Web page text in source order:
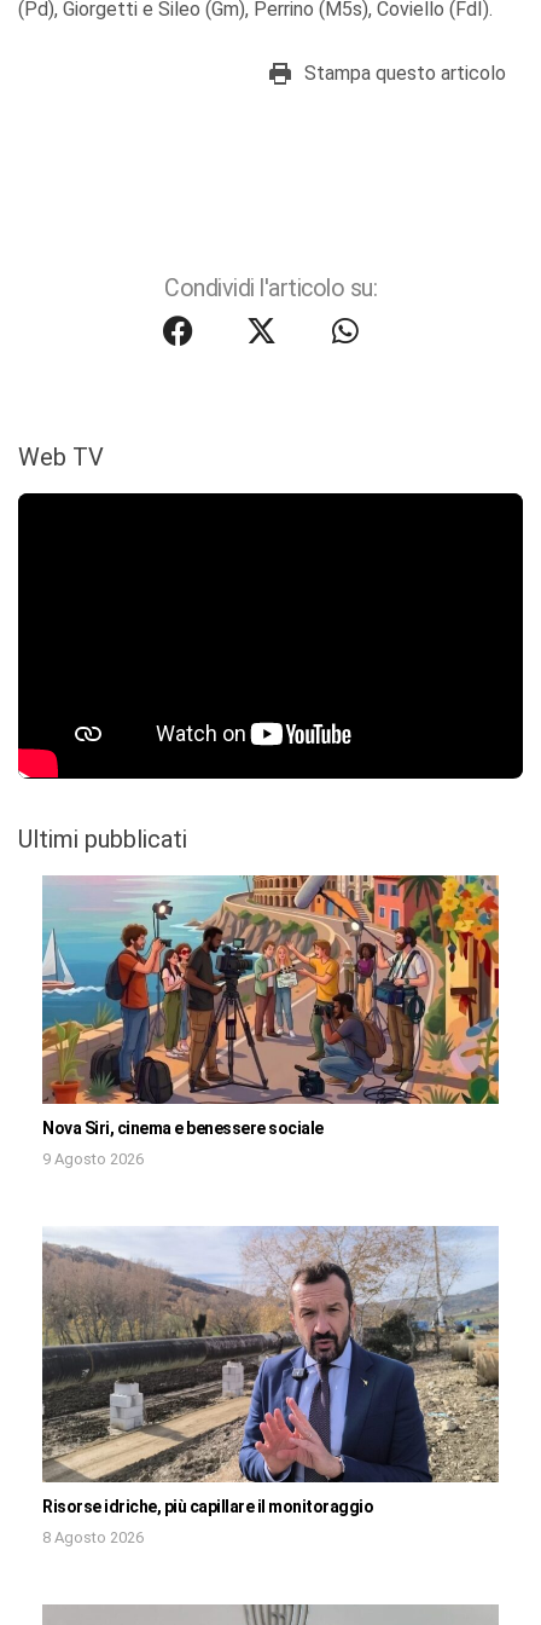
(Pd), Giorgetti e Sileo (Gm), Perrino (M5s), Coviello (FdI).
Stampa questo articolo
Condividi l'articolo su:
Web TV
Ultimi pubblicati
Nova Siri, cinema e benessere sociale
9 Agosto 2026
Risorse idriche, più capillare il monitoraggio
8 Agosto 2026